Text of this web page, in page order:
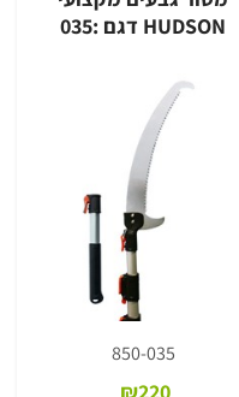
HUDSON דגם :035
850-035